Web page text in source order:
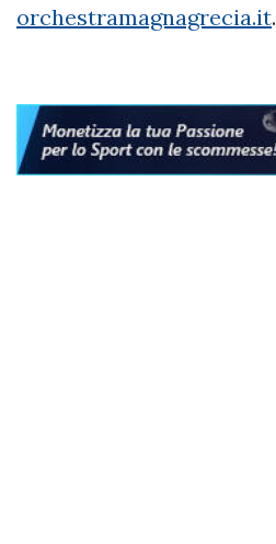
orchestramagnagrecia.it.